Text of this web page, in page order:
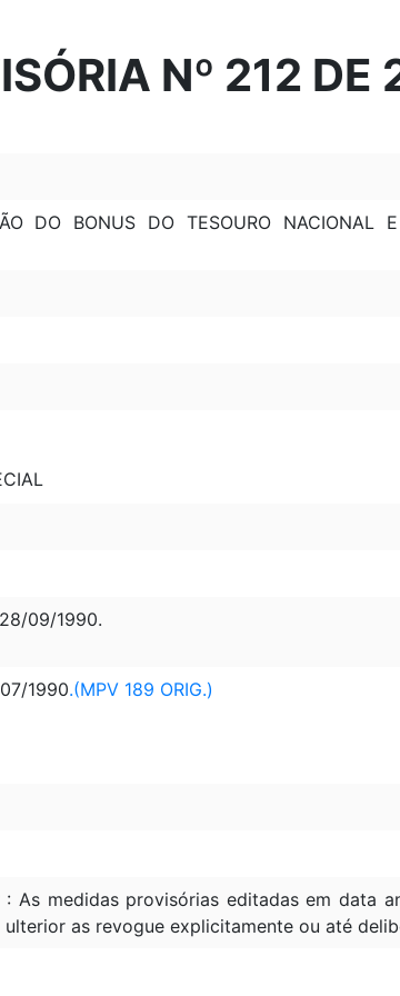
Nº 212
DO BONUS DO TESOURO NACIONAL
09/1990.
1990.(MPV 189 ORIG.)
: As medidas provisórias editadas em data
as revogue explicitamente ou até